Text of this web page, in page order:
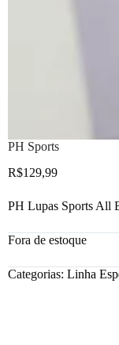
PH Sports
R$129,99
PH Lupas Sports All
Fora de estoque
Categorias: Linha